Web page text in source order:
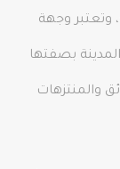
وتعتبر وجهة
بصفتها
والمنتزهات